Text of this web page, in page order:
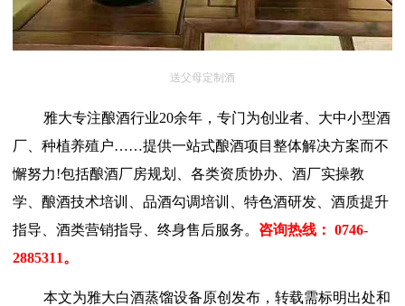
送父母定制酒
雅大专注酿酒行业20余年，专门为创业者、大中小型酒
厂、种植养殖户……提供一站式酿酒项目整体解决方案而不
懈努力!包括酿酒厂房规划、各类资质协办、酒厂实操教
学、酿酒技术培训、品酒勾调培训、特色酒研发、酒质提升
指导、酒类营销指导、终身售后服务。 咨询热线： 0746-
2885311。
本文为雅大白酒蒸馏设备原创发布，转载需标明出处和